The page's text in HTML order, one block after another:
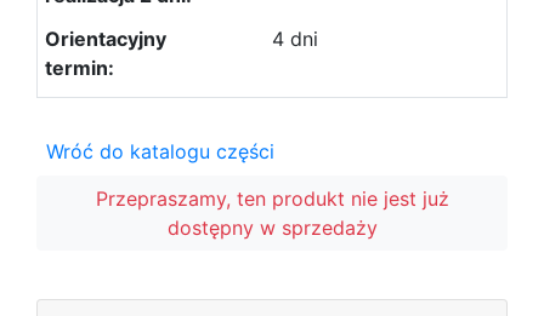
4 dni
Wróć do katalogu części
Przepraszamy, ten produkt nie jest już
dostępny w sprzedaży